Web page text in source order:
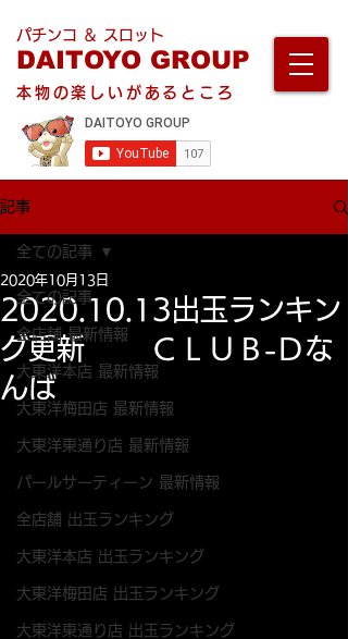
パチンコ ＆ スロット
DAITOYO GROUP
本物の楽しいがあるところ
記事
全ての記事
全店舗 最新情報
大東洋本店 最新情報
大東洋梅田店 最新情報
大東洋東通り店 最新情報
パールサーティーン 最新情報
全店舗 出玉ランキング
大東洋本店 出玉ランキング
大東洋梅田店 出玉ランキング
大東洋東通り店 出玉ランキング
全ての記事
2020.10.13出玉ランキン
グ更新 ＣＬＵＢ-Ｄな
んば
2020年10月13日